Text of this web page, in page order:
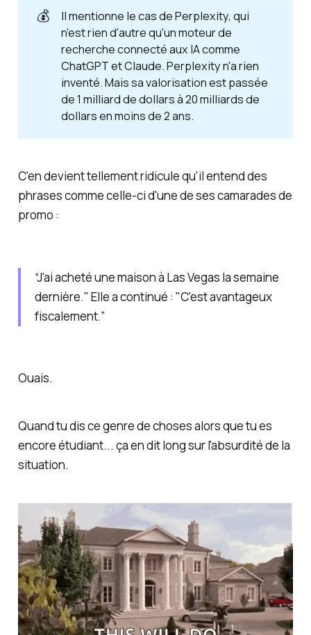
💰
Il mentionne le cas de Perplexity, qui
n'est rien d'autre qu'un moteur de
recherche connecté aux IA comme
ChatGPT et Claude. Perplexity n'a rien
inventé. Mais sa valorisation est passée
de 1 milliard de dollars à 20 milliards de
dollars en moins de 2 ans.
C'en devient tellement ridicule qu'il entend des
phrases comme celle-ci d'une de ses camarades de
promo :
“J'ai acheté une maison à Las Vegas la semaine
dernière." Elle a continué : "C'est avantageux
fiscalement.”
Ouais.
Quand tu dis ce genre de choses alors que tu es
encore étudiant... ça en dit long sur l'absurdité de la
situation.